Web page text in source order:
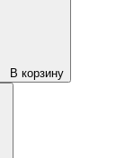
В корзину